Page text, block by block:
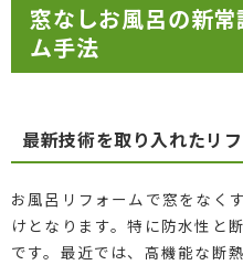
窓なしお風呂の新
ム手法
最新技術を取り入れたリ
お風呂リフォームで窓をなく
けとなります。特に防水性と
です。最近では、高機能な断